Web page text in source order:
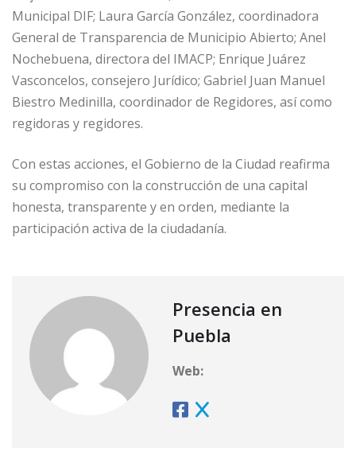
Municipal DIF; Laura García González, coordinadora
General de Transparencia de Municipio Abierto; Anel
Nochebuena, directora del IMACP; Enrique Juárez
Vasconcelos, consejero Jurídico; Gabriel Juan Manuel
Biestro Medinilla, coordinador de Regidores, así como
regidoras y regidores.
Con estas acciones, el Gobierno de la Ciudad reafirma
su compromiso con la construcción de una capital
honesta, transparente y en orden, mediante la
participación activa de la ciudadanía.
Presencia en
Puebla
Web: